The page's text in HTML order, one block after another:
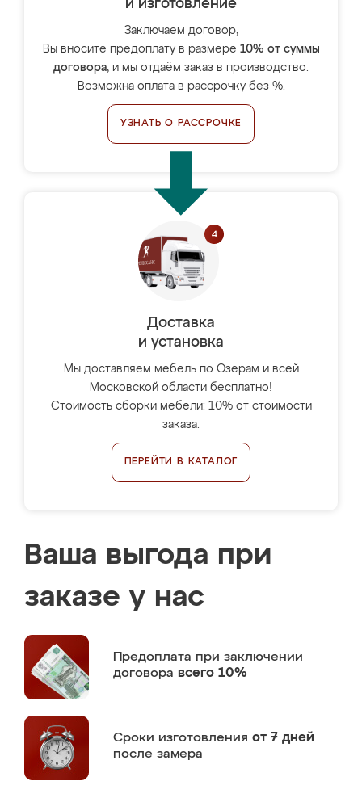
и изготовление
Заключаем договор,
Вы вносите предоплату в размере 10% от суммы
договора, и мы отдаём заказ в производство.
Возможна оплата в рассрочку без %.
УЗНАТЬ О РАССРОЧКЕ
Доставка
и установка
Мы доставляем мебель по Озерам и всей
Московской области бесплатно!
Стоимость сборки мебели: 10% от стоимости
заказа.
ПЕРЕЙТИ В КАТАЛОГ
Ваша выгода при
заказе у нас
Предоплата при заключении
договора всего 10%
Сроки изготовления от 7 дней
после замера